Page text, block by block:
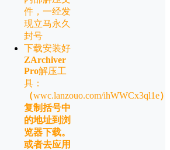
件，一经发
现立马永久
封号
下载安装好
ZArchiver
Pro解压工
具：
（wwc.lanzouo.com/ihWWCx3ql1e）
复制括号中
的地址到浏
览器下载。
或者去应用